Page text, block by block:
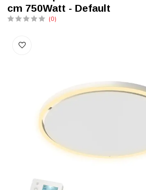
cm 750Watt - Default
(0)